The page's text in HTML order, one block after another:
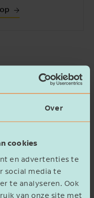
Over
cookies
en advertenties te
social media te
te analyseren. Ook
van onze site met
van de fiscale
aan een aantal